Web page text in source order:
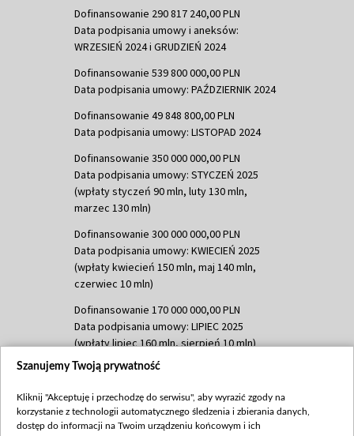
Dofinansowanie 290 817 240,00 PLN
Data podpisania umowy i aneksów:
WRZESIEŃ 2024 i GRUDZIEŃ 2024
Dofinansowanie 539 800 000,00 PLN
Data podpisania umowy: PAŹDZIERNIK 2024
Dofinansowanie 49 848 800,00 PLN
Data podpisania umowy: LISTOPAD 2024
Dofinansowanie 350 000 000,00 PLN
Data podpisania umowy: STYCZEŃ 2025
(wpłaty styczeń 90 mln, luty 130 mln,
marzec 130 mln)
Dofinansowanie 300 000 000,00 PLN
Data podpisania umowy: KWIECIEŃ 2025
(wpłaty kwiecień 150 mln, maj 140 mln,
czerwiec 10 mln)
Dofinansowanie 170 000 000,00 PLN
Data podpisania umowy: LIPIEC 2025
(wpłaty lipiec 160 mln, sierpień 10 mln)
Dofinansowanie 60 000 000,00 PLN
(wpłata wrzesień 60 mln)
Dofinansowanie 635 783 051,21 PLN
Szanujemy Twoją prywatność
Kliknij "Akceptuję i przechodzę do serwisu", aby wyrazić zgody na
korzystanie z technologii automatycznego śledzenia i zbierania danych,
dostęp do informacji na Twoim urządzeniu końcowym i ich